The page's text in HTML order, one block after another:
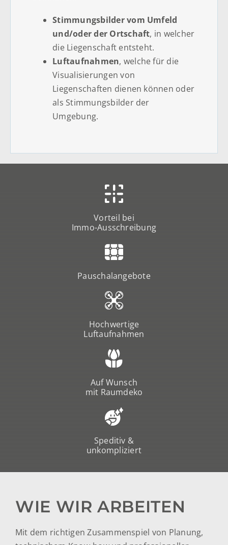
Stimmungsbilder vom Umfeld
und/oder der Ortschaft, in welcher
die Liegenschaft entsteht.
Luftaufnahmen, welche für die
Visualisierungen von
Liegenschaften dienen können oder
als Stimmungsbilder der
Umgebung.
Vorteil bei
Immo-Ausschreibung
Pauschalangebote
Hochwertige
Luftaufnahmen
Auf Wunsch
mit Raumdeko
Speditiv &
unkompliziert
WIE WIR ARBEITEN
Mit dem richtigen Zusammenspiel von Planung,